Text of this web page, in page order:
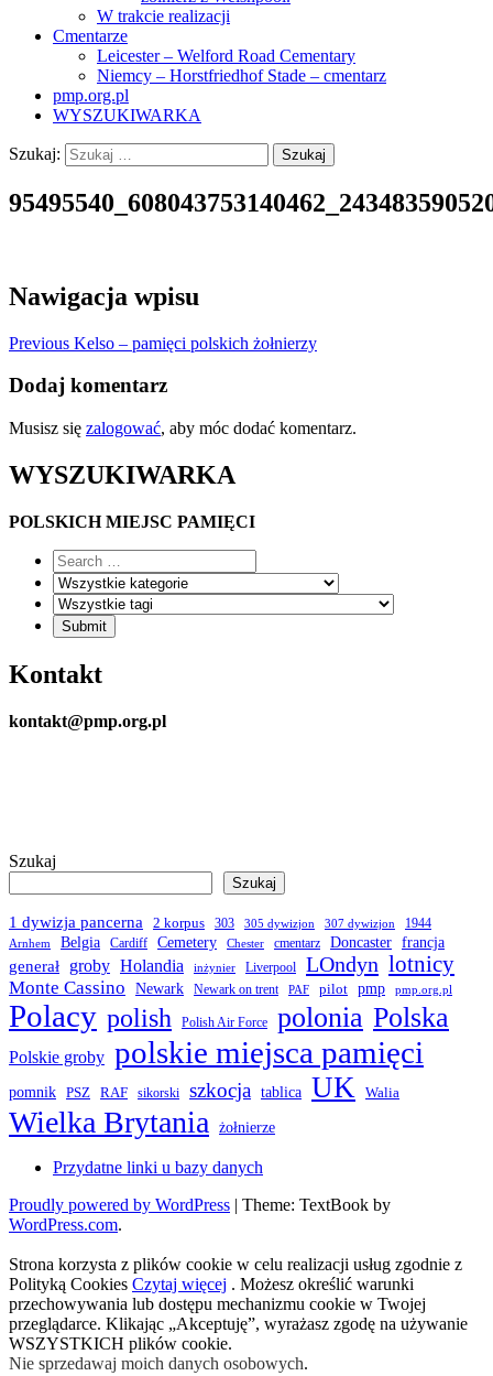
W trakcie realizacji
Cmentarze
Leicester – Welford Road Cementary
Niemcy – Horstfriedhof Stade – cmentarz
pmp.org.pl
WYSZUKIWARKA
Szukaj:
Nawigacja wpisu
Previous Kelso – pamięci polskich żołnierzy
Dodaj komentarz
Musisz się zalogować, aby móc dodać komentarz.
WYSZUKIWARKA
POLSKICH MIEJSC PAMIĘCI
Kontakt
kontakt@pmp.org.pl
Szukaj
Szukaj
1 dywizja pancerna 2 korpus 303 305 dywizjon 307 dywizjon 1944
Arnhem Belgia Cardiff Cemetery Chester cmentarz Doncaster francja
generał
groby Holandia inżynier Liverpool LOndyn lotnicy
Monte Cassino Newark Newark on trent PAF pilot pmp pmp.org.pl
Polacy polish Polish Air Force polonia Polska
Polskie groby polskie miejsca pamięci
pomnik PSZ RAF sikorski szkocja tablica UK Walia
Wielka Brytania żołnierze
Przydatne linki u bazy danych
Proudly powered by WordPress | Theme: TextBook by
WordPress.com.
Strona korzysta z plików cookie w celu realizacji usług zgodnie z
Polityką Cookies Czytaj więcej . Możesz określić warunki
przechowywania lub dostępu mechanizmu cookie w Twojej
przeglądarce. Klikając „Akceptuję”, wyrażasz zgodę na używanie
WSZYSTKICH plików cookie.
Nie sprzedawaj moich danych osobowych.